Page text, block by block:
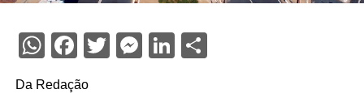
WhatsApp
Facebook
TwitterMessenger
LinkedIn
Da Redação